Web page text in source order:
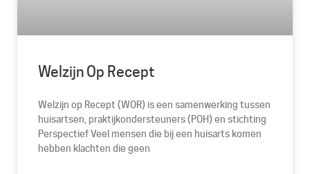
Welzijn Op Recept
Welzijn op Recept (WOR) is een samenwerking tussen
huisartsen, praktijkondersteuners (POH) en stichting
Perspectief Veel mensen die bij een huisarts komen
hebben klachten die geen